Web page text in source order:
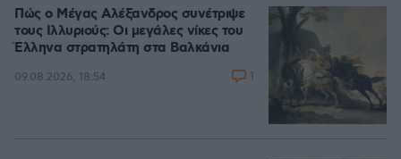
Πώς ο Μέγας Αλέξανδρος συνέτριψε
τους Ιλλυριούς: Οι μεγάλες νίκες του
Έλληνα στρατηλάτη στα Βαλκάνια
09.08.2026, 18:54 1